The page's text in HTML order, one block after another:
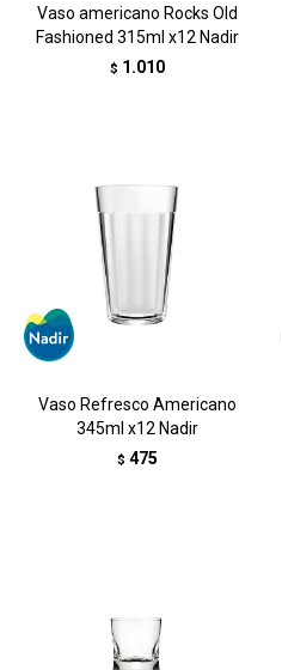
Vaso americano Rocks Old
Fashioned 315ml x12 Nadir
$ 1.010
Vaso Refresco Americano
345ml x12 Nadir
$ 475